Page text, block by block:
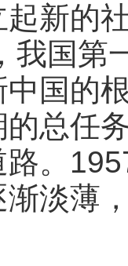
新的
我国第
国的
总任
。
淡薄